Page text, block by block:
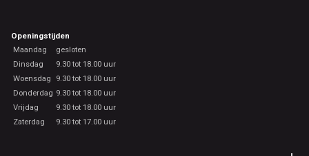
Openingstijden
Maandag
gesloten
Dinsdag
9.30 tot 18.00 uur
Woensdag
9.30 tot 18.00 uur
Donderdag 9.30 tot 18.00 uur
Vrijdag
9.30 tot 18.00 uur
Zaterdag
9.30 tot 17.00 uur